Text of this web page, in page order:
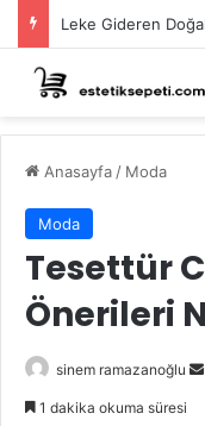
Leke Gideren
Anasayfa / Moda
Moda
Tesettür
Önerileri
sinem ramazanoğlu
1 dakika okuma süresi